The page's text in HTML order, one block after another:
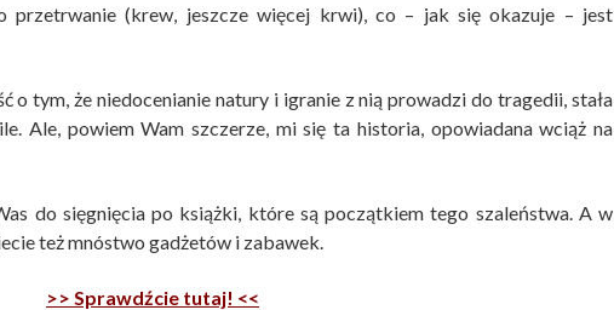
przetrwanie (krew, jeszcze więcej krwi), co – jak się okazuje – jest
o tym, że niedocenianie natury i igranie z nią prowadzi do tragedii, stała
Ale, powiem Wam szczerze, mi się ta historia, opowiadana wciąż na
do sięgnięcia po książki, które są początkiem tego szaleństwa. A w
też mnóstwo gadżetów i zabawek.
>> Sprawdźcie tutaj! <<